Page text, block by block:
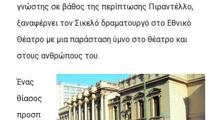
γνώστης σε βάθος της περίπτωσης Πιραντέλλο,
ξαναφέρνει τον Σικελό δραματουργό στο Εθνικό
Θέατρο με μια παράσταση ύμνο στο θέατρο και
στους ανθρώπους του.
Ένας
θίασος
προσπ